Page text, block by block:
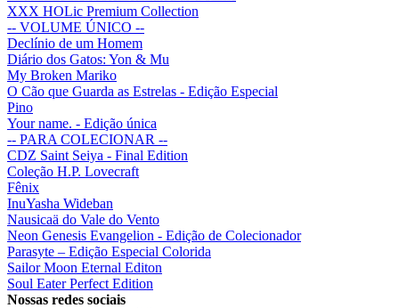
XXX HOLic Premium Collection
-- VOLUME ÚNICO --
Declínio de um Homem
Diário dos Gatos: Yon & Mu
My Broken Mariko
O Cão que Guarda as Estrelas - Edição Especial
Pino
Your name. - Edição única
-- PARA COLECIONAR --
CDZ Saint Seiya - Final Edition
Coleção H.P. Lovecraft
Fênix
InuYasha Wideban
Nausicaä do Vale do Vento
Neon Genesis Evangelion - Edição de Colecionador
Parasyte – Edição Especial Colorida
Sailor Moon Eternal Editon
Soul Eater Perfect Edition
Nossas redes sociais